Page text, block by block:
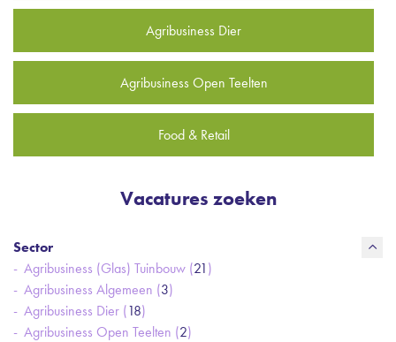
Agribusiness Dier
Agribusiness Open Teelten
Food & Retail
Vacatures zoeken
Sector
Agribusiness (Glas) Tuinbouw (21)
Agribusiness Algemeen (3)
Agribusiness Dier (18)
Agribusiness Open Teelten (2)